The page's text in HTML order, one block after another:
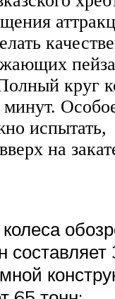
круг
минут.
испытать,
на